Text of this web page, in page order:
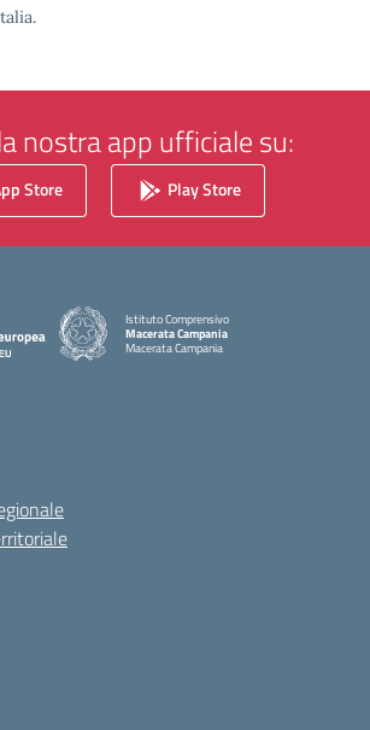
nostra app ufficiale su:
Store Play Store
Istituto Comprensivo
Macerata Campania
Macerata Campania
— Visita la pagina iniziale della scuola